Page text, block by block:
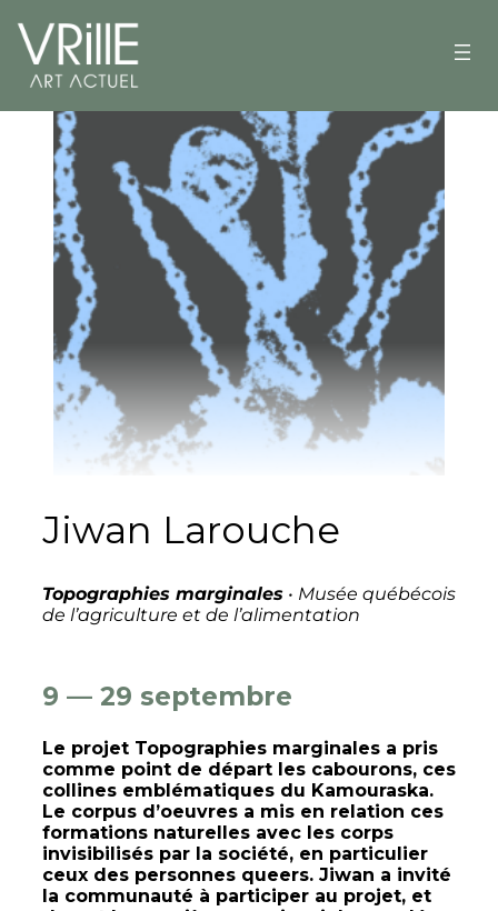
Jiwan Larouche
Topographies marginales • Musée québécois
de l’agriculture et de l’alimentation
9 — 29 septembre
Le projet Topographies marginales a pris
comme point de départ les cabourons, ces
collines emblématiques du Kamouraska.
Le corpus d’oeuvres a mis en relation ces
formations naturelles avec les corps
invisibilisés par la société, en particulier
ceux des personnes queers. Jiwan a invité
la communauté à participer au projet, et